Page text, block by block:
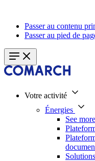
Passer au contenu
Passer au pied de
Votre activité
Énergies
See